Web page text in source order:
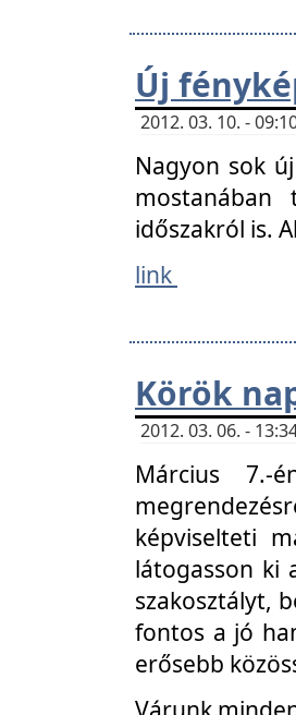
Új
2012. 03. 10. -
Nagyon sok
mostanában
időszakról is.
link
Körök
2012. 03. 06. -
Március 7.-
képviselteti
látogasson ki
szakosztályt,
fontos a jó
erősebb